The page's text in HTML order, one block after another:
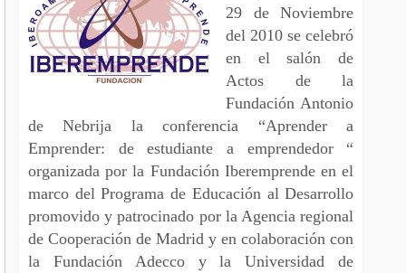
29 de Noviembre
del 2010 se celebró
en el salón de
Actos de la
Fundación Antonio
de Nebrija la conferencia “Aprender a
Emprender: de estudiante a emprendedor “
organizada por la Fundación Iberemprende en el
marco del Programa de Educación al Desarrollo
promovido y patrocinado por la Agencia regional
de Cooperación de Madrid y en colaboración con
la Fundación Adecco y la Universidad de